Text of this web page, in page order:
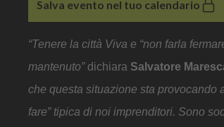
Salva evento nel tuo calendario
“Tenere la città Viva e “non farla
mantenuto”dichiara Salvatore
che questa situazione sta provocando
fare” tipica di noi imprenditori. Sono